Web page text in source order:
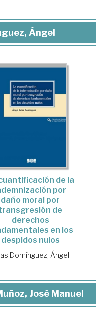
Ángel
de la
por
daño moral por
de
derechos
en los
despidos nulos
Domínguez, Ángel
José Manuel